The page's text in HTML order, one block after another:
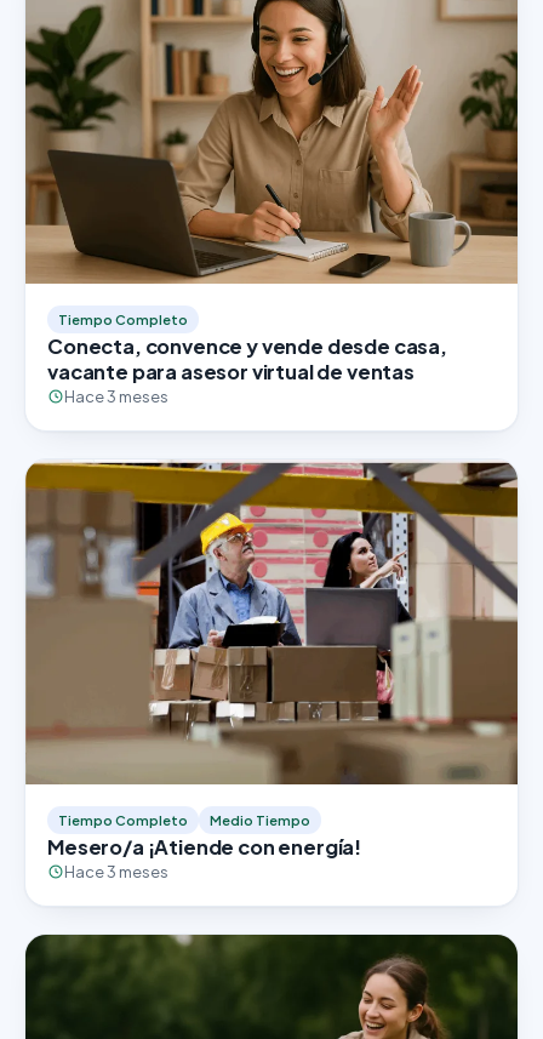
Tiempo Completo
Conecta, convence y vende desde casa,
vacante para asesor virtual de ventas
Hace 3 meses
Tiempo Completo Medio Tiempo
Mesero/a ¡Atiende con energía!
Hace 3 meses